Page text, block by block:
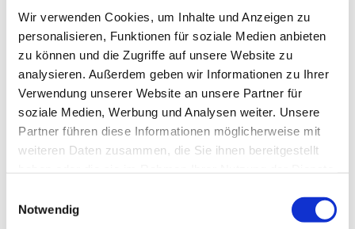
Wir verwenden Cookies, um Inhalte und Anzeigen zu
personalisieren, Funktionen für soziale Medien anbieten
zu können und die Zugriffe auf unsere Website zu
analysieren. Außerdem geben wir Informationen zu Ihrer
Verwendung unserer Website an unsere Partner für
soziale Medien, Werbung und Analysen weiter. Unsere
Partner führen diese Informationen möglicherweise mit
weiteren Daten zusammen, die Sie ihnen bereitgestellt
Notwendig